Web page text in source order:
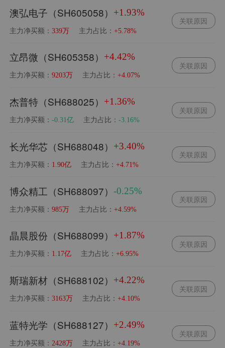
澳弘电子（SH605058） +1.93%
主力净买额：339万 主力占比：+5.78%
关联原因
立昂微（SH605358） +4.42%
主力净买额：9203万 主力占比：+4.07%
关联原因
杰普特（SH688025） +1.36%
主力净买额：-0.31亿 主力占比：-3.16%
关联原因
长光华芯（SH688048） +3.40%
主力净买额： 1.90亿 主力占比：+4.71%
关联原因
博众精工（SH688097）-0.25%
主力净买额：985万 主力占比：+4.59%
关联原因
晶晨股份（SH688099） +1.87%
主力净买额： 1.17亿 主力占比：+6.95%
关联原因
斯瑞新材（SH688102） +4.22%
主力净买额：3163万 主力占比：+4.10%
关联原因
蓝特光学（SH688127） +2.49%
主力净买额： 2428万 主力占比：+4.19%
关联原因